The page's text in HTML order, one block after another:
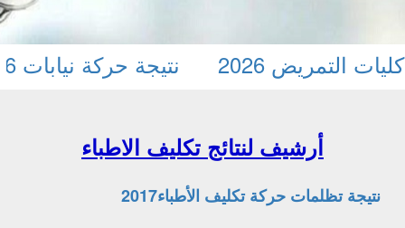
التمريض 2026
نتيجة حركة نيابات 2026
حركة توزيع مدارس التمريض
أرشيف لنتائج تكليف الاطباء
نتيجة تظلمات حركة تكليف الأطباء2017